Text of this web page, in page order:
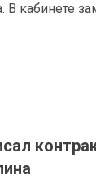
В кабинете